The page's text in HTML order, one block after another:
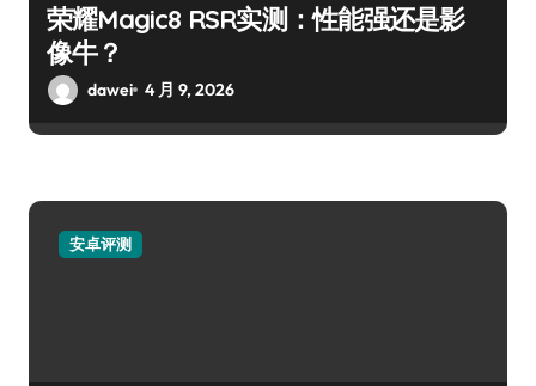
荣耀Magic8 RSR实测：性能强还是影
像牛？
dawei 4 月 9, 2026
安卓评测